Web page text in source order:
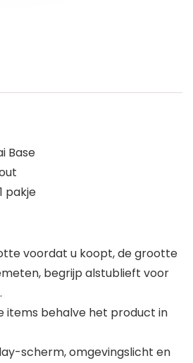
Base
pakje
voordat u koopt, de grootte
begrijp alstublieft voor
items behalve het product in
scherm, omgevingslicht en